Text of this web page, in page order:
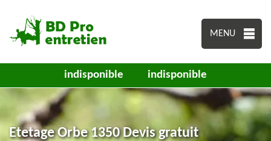
MENU
indisponible indisponible
Etetage Orbe 1350 Devis gratuit